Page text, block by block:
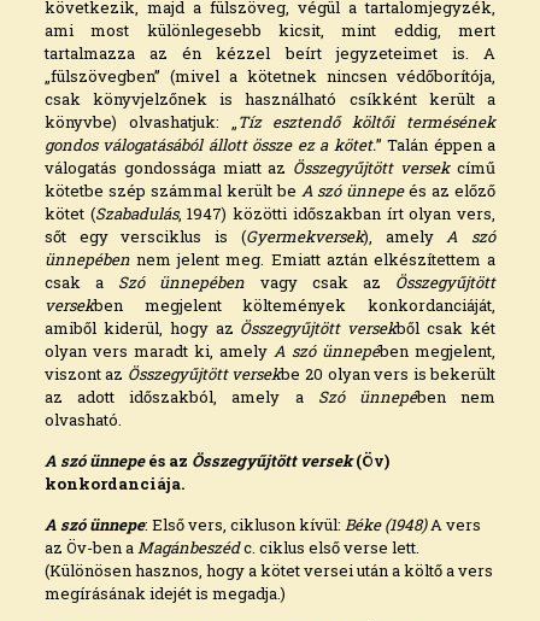
következik, majd a fülszöveg, végül a tartalomjegyzék,
ami most különlegesebb kicsit, mint eddig, mert
tartalmazza az én kézzel beírt jegyzeteimet is. A
„fülszövegben” (mivel a kötetnek nincsen védőborítója,
csak könyvjelzőnek is használható csíkként került a
könyvbe) olvashatjuk: „Tíz esztendő költői termésének
gondos válogatásából állott össze ez a kötet.” Talán éppen a
válogatás gondossága miatt az Összegyűjtött versekcímű
kötetbe szép számmal került be A szó ünnepeés az előző
kötet (Szabadulás, 1947) közötti időszakban írt olyan vers,
sőt egy versciklus is (Gyermekversek), amelyA szó
ünnepébennem jelent meg. Emiatt aztán elkészítettem a
csak a Szó ünnepében vagy csak az Összegyűjtött
versekben megjelent költemények konkordanciáját,
amiből kiderül, hogy az Összegyűjtött versekből csak két
olyan vers maradt ki, amelyA szó ünnepében megjelent,
viszont az Összegyűjtött versekbe 20 olyan vers is bekerült
az adott időszakból, amely aSzó ünnepében nem
olvasható.
A szó ünnepeés az Összegyűjtött versek(Öv)
konkordanciája.
A szó ünnepe: Első vers, cikluson kívül: Béke (1948)A vers
az Öv-ben aMagánbeszédc. ciklus első verse lett.
(Különösen hasznos, hogy a kötet versei után a költő a vers
megírásának idejét is megadja.)